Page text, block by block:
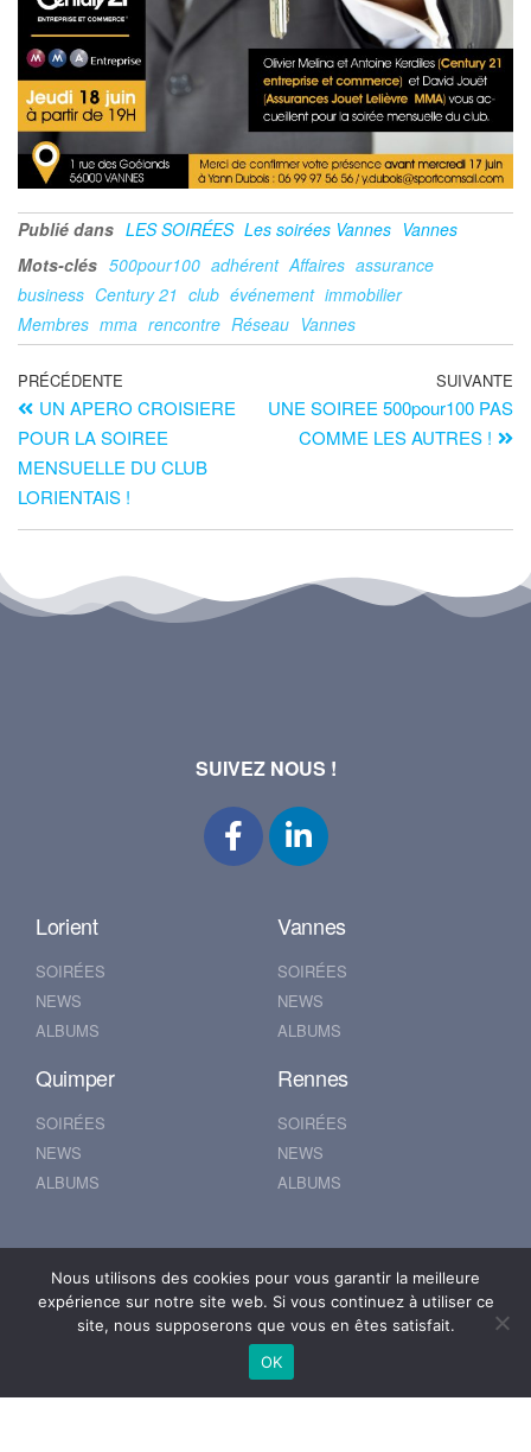
Publié dans LES SOIRÉES Les soirées Vannes Vannes
Mots-clés 500pour100 adhérent Affaires assurance
business Century 21 club événement immobilier
Membres mma rencontre Réseau Vannes
PRÉCÉDENTE
UN APERO CROISIERE
POUR LA SOIREE
MENSUELLE DU CLUB
LORIENTAIS !
SUIVANTE
UNE SOIREE 500pour100 PAS
COMME LES AUTRES !
SUIVEZ NOUS !
Lorient
SOIRÉES
NEWS
ALBUMS
Vannes
SOIRÉES
NEWS
ALBUMS
Quimper
SOIRÉES
NEWS
ALBUMS
Rennes
SOIRÉES
NEWS
ALBUMS
Nantes
SOIRÉES
SOIRÉES
NEWS
ALBUMS
Nous utilisons des cookies pour vous garantir la meilleure
expérience sur notre site web. Si vous continuez à utiliser ce
site, nous supposerons que vous en êtes satisfait.
OK